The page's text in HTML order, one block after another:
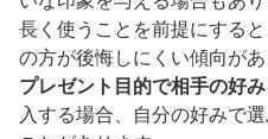
長く使うことを前提にする
の方が後悔しにくい傾向があ
プレゼント目的で相手の好
入する場合、自分の好みで